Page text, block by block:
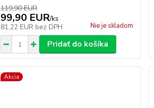
119,90 EUR
99,90 EUR/ks
81,22 EUR bez DPH Nie je skladom
Pridať do košíka
Akcia